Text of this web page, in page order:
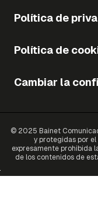
Política de
Política de
Cambiar la
© 2025 Bainet
y protegidas por
expresamente prohibida
de los contenidos de